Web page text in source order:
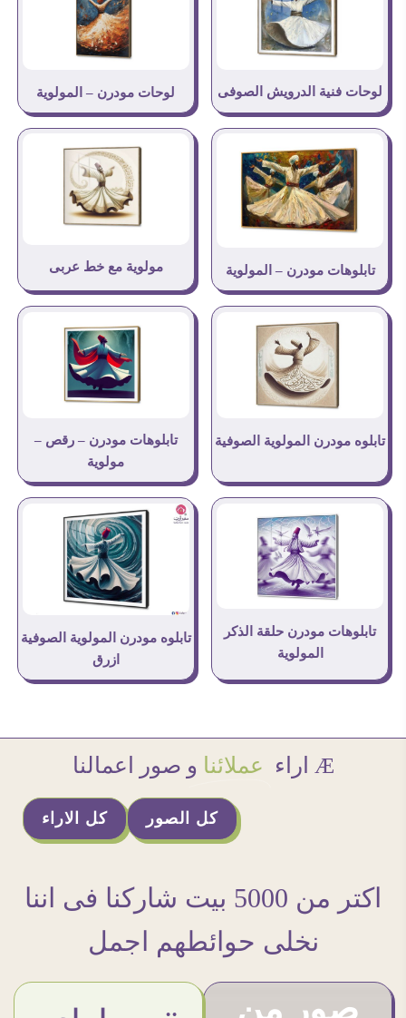
لوحات فنية الدرويش الصوفى لوحات مودرن – المولوية
تابلوهات مودرن – المولوية مولوية مع خط عربى
تابلوه مودرن المولوية الصوفية
تابلوهات مودرن – رقص –
مولوية
تابلوهات مودرن حلقة الذكر
المولوية
تابلوه مودرن المولوية الصوفية
ازرق
Æ اراء عملائنا و صور اعمالنا
كل الاراء كل الصور
اكتر من 5000 بيت شاركنا فى اننا
نخلى حوائطهم اجمل
صور من